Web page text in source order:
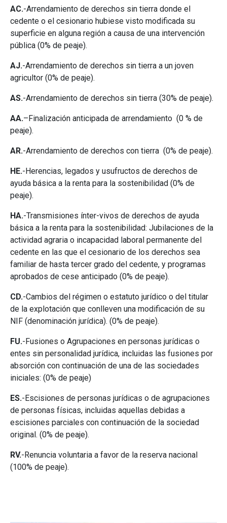
AC.-Arrendamiento de derechos sin tierra donde el
cedente o el cesionario hubiese visto modificada su
superficie en alguna región a causa de una intervención
pública (0% de peaje).
AJ.-Arrendamiento de derechos sin tierra a un joven
agricultor (0% de peaje).
AS.-Arrendamiento de derechos sin tierra (30% de peaje).
AA.–Finalización anticipada de arrendamiento (0 % de
peaje).
AR.-Arrendamiento de derechos con tierra (0% de peaje).
HE.-Herencias, legados y usufructos de derechos de
ayuda básica a la renta para la sostenibilidad (0% de
peaje).
HA.-Transmisiones ínter-vivos de derechos de ayuda
básica a la renta para la sostenibilidad: Jubilaciones de la
actividad agraria o incapacidad laboral permanente del
cedente en las que el cesionario de los derechos sea
familiar de hasta tercer grado del cedente, y programas
aprobados de cese anticipado (0% de peaje).
CD.-Cambios del régimen o estatuto jurídico o del titular
de la explotación que conlleven una modificación de su
NIF (denominación jurídica). (0% de peaje).
FU.-Fusiones o Agrupaciones en personas jurídicas o
entes sin personalidad jurídica, incluidas las fusiones por
absorción con continuación de una de las sociedades
iniciales: (0% de peaje)
ES.-Escisiones de personas jurídicas o de agrupaciones
de personas físicas, incluidas aquellas debidas a
escisiones parciales con continuación de la sociedad
original. (0% de peaje).
RV.-Renuncia voluntaria a favor de la reserva nacional
(100% de peaje).